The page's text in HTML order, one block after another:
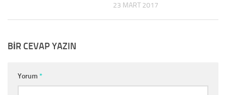
23 MART 2017
BIR CEVAP YAZIN
Yorum *